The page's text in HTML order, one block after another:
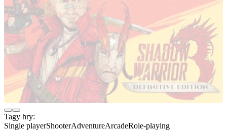
Tagy hry:
Single playerShooterAdventureArcadeRole-playing